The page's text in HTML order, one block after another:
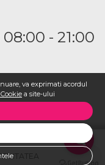
va exprimati acordul
a site-ului
- 21:00